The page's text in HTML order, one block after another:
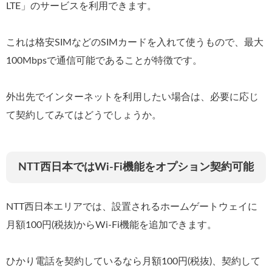
LTE」のサービスを利用できます。
これは格安SIMなどのSIMカードを入れて使うもので、最大
100Mbpsで通信可能であることが特徴です。
外出先でインターネットを利用したい場合は、必要に応じ
て契約してみてはどうでしょうか。
NTT西日本ではWi-Fi機能をオプション契約可能
NTT西日本エリアでは、設置されるホームゲートウェイに
月額100円(税抜)からWi-Fi機能を追加できます。
ひかり電話を契約しているなら月額100円(税抜)、契約して